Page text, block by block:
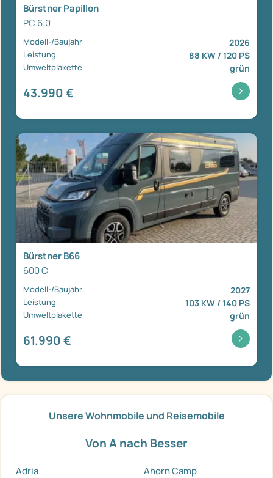
Bürstner Papillon
PC 6.0
Modell-/Baujahr 2026
Leistung 88 KW / 120 PS
Umweltplakette grün
43.990 €
Bürstner B66
600 C
Modell-/Baujahr 2027
Leistung 103 KW / 140 PS
Umweltplakette grün
61.990 €
Unsere Wohnmobile und Reisemobile
Von A nach Besser
Adria
Ahorn Camp